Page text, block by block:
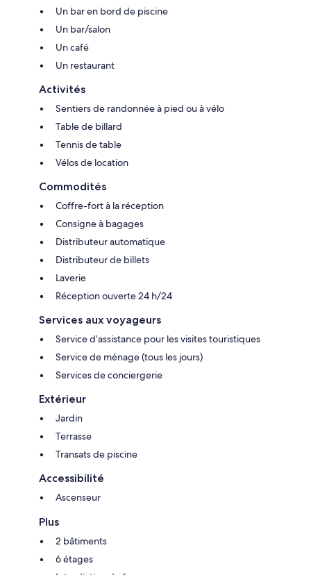
Un bar en bord de piscine
Un bar/salon
Un café
Un restaurant
Activités
Sentiers de randonnée à pied ou à vélo
Table de billard
Tennis de table
Vélos de location
Commodités
Coffre-fort à la réception
Consigne à bagages
Distributeur automatique
Distributeur de billets
Laverie
Réception ouverte 24 h/24
Services aux voyageurs
Service d’assistance pour les visites touristiques
Service de ménage (tous les jours)
Services de conciergerie
Extérieur
Jardin
Terrasse
Transats de piscine
Accessibilité
Ascenseur
Plus
2 bâtiments
6 étages